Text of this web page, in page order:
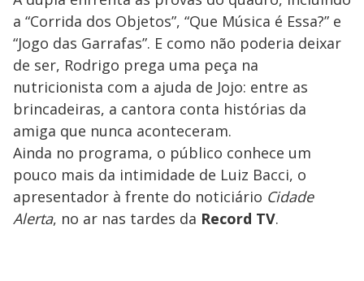
a “Corrida dos Objetos”, “Que Música é Essa?” e
“Jogo das Garrafas”. E como não poderia deixar
de ser, Rodrigo prega uma peça na
nutricionista com a ajuda de Jojo: entre as
brincadeiras, a cantora conta histórias da
amiga que nunca aconteceram.
Ainda no programa, o público conhece um
pouco mais da intimidade de Luiz Bacci, o
apresentador à frente do noticiário Cidade
Alerta, no ar nas tardes da Record TV.